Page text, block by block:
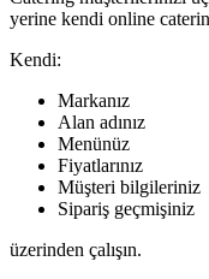
yerine kendi online
Kendi:
Markanız
Alan adınız
Menünüz
Fiyatlarınız
Müşteri bilgileriniz
Sipariş geçmişiniz
üzerinden çalışın.